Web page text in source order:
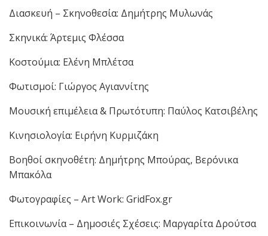
Διασκευή – Σκηνοθεσία: Δημήτρης Μυλωνάς
Σκηνικά: Άρτεμις Φλέσσα
Κοστούμια: Ελένη Μπλέτσα
Φωτισμοί: Γιώργος Αγιαννίτης
Μουσική επιμέλεια & Πρωτότυπη: Παύλος Κατσιβέλης
Κινησιολογία: Ειρήνη Κυρμιζάκη
Βοηθοί σκηνοθέτη: Δημήτρης Μπούρας, Βερόνικα
Μπακόλα
Φωτογραφίες – Art Work: GridFox.gr
Επικοινωνία – Δημοσιές Σχέσεις: Μαργαρίτα Δρούτσα